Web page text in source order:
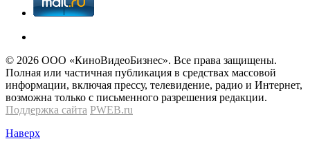
© 2026 OOО «КиноВидеоБизнес». Все права защищены.
Полная или частичная публикация в средствах массовой
информации, включая прессу, телевидение, радио и Интернет,
возможна только с письменного разрешения редакции.
Поддержка сайта PWEB.ru
Наверх